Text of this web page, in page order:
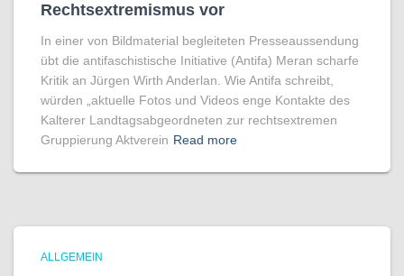
Rechtsextremismus vor
In einer von Bildmaterial begleiteten Presseaussendung
übt die antifaschistische Initiative (Antifa) Meran scharfe
Kritik an Jürgen Wirth Anderlan. Wie Antifa schreibt,
würden „aktuelle Fotos und Videos enge Kontakte des
Kalterer Landtagsabgeordneten zur rechtsextremen
Gruppierung Aktverein Read more
ALLGEMEIN